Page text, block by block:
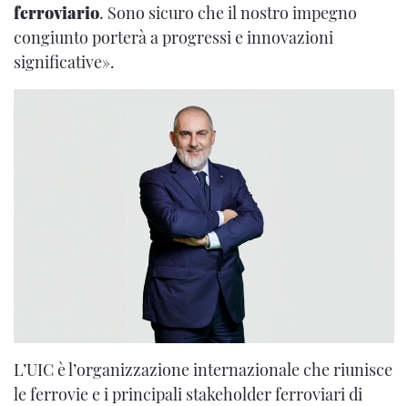
ferroviario. Sono sicuro che il nostro impegno
congiunto porterà a progressi e innovazioni
significative».
L’UIC è l’organizzazione internazionale che riunisce
le ferrovie e i principali stakeholder ferroviari di